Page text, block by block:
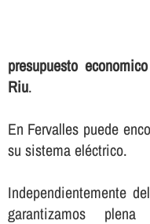
presupuesto
Riu.
En Fervalles puede
su sistema eléctrico.
Independientemente
garantizamos